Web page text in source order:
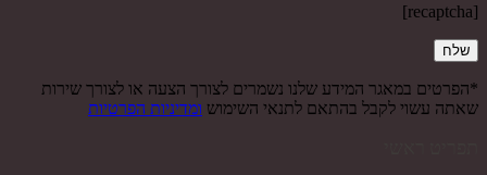
[recaptcha]
*הפרטים במאגר המידע שלנו נשמרים לצורך הצעה או לצורך שירות
שאתה עשוי לקבל בהתאם לתנאי השימוש ומדיניות הפרטיות